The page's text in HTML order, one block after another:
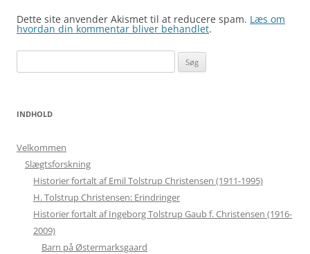
Dette site anvender Akismet til at reducere spam. Læs om
hvordan din kommentar bliver behandlet.
efter:
INDHOLD
Velkommen
Slægtsforskning
Historier fortalt af Emil Tolstrup Christensen (1911-1995)
H. Tolstrup Christensen: Erindringer
Historier fortalt af Ingeborg Tolstrup Gaub f. Christensen (1916-
2009)
Barn på Østermarksgaard